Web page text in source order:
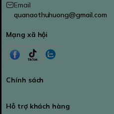
Email
quanaothuhuong@gmail.com
Mạng xã hội
Chính sách
Hỗ trợ khách hàng